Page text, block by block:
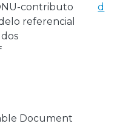
contributo
referencial
Document
d